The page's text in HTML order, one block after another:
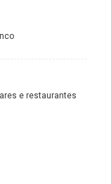
e restaurantes